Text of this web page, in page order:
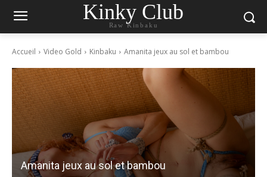
Kinky Club
Raw Kinbaku
Accueil Video Gold Kinbaku Amanita jeux au sol et bambou
Amanita jeux au sol et bambou